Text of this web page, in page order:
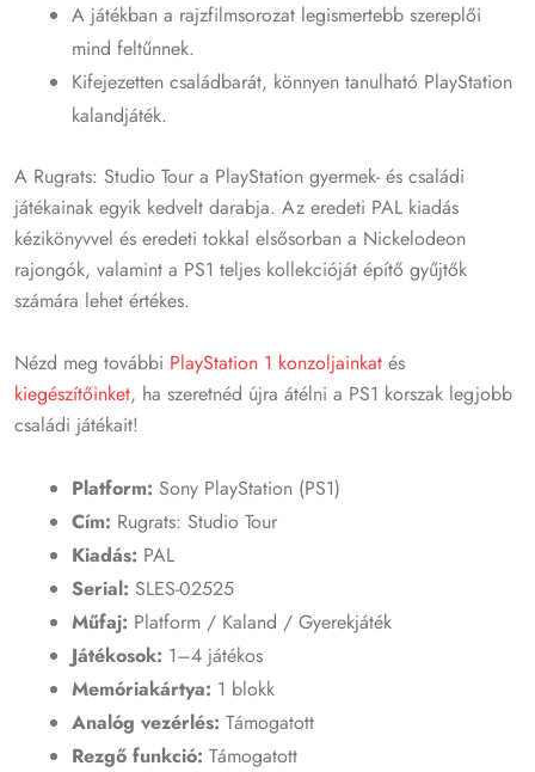
A játékban a rajzfilmsorozat legismertebb szereplői
mind feltűnnek.
Kifejezetten családbarát, könnyen tanulható PlayStation
kalandjáték.
A Rugrats: Studio Tour a PlayStation gyermek- és családi
játékainak egyik kedvelt darabja. Az eredeti PAL kiadás
kézikönyvvel és eredeti tokkal elsősorban a Nickelodeon
rajongók, valamint a PS1 teljes kollekcióját építő gyűjtők
számára lehet értékes.
Nézd meg további PlayStation 1 konzoljainkat és
kiegészítőinket, ha szeretnéd újra átélni a PS1 korszak legjobb
családi játékait!
Platform: Sony PlayStation (PS1)
Cím: Rugrats: Studio Tour
Kiadás: PAL
Serial: SLES-02525
Műfaj: Platform / Kaland / Gyerekjáték
Játékosok: 1–4 játékos
Memóriakártya: 1 blokk
Analóg vezérlés: Támogatott
Rezgő funkció: Támogatott